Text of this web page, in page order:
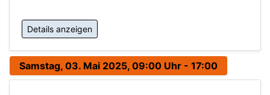
Details anzeigen
Samstag, 03. Mai 2025, 09:00 Uhr - 17:00